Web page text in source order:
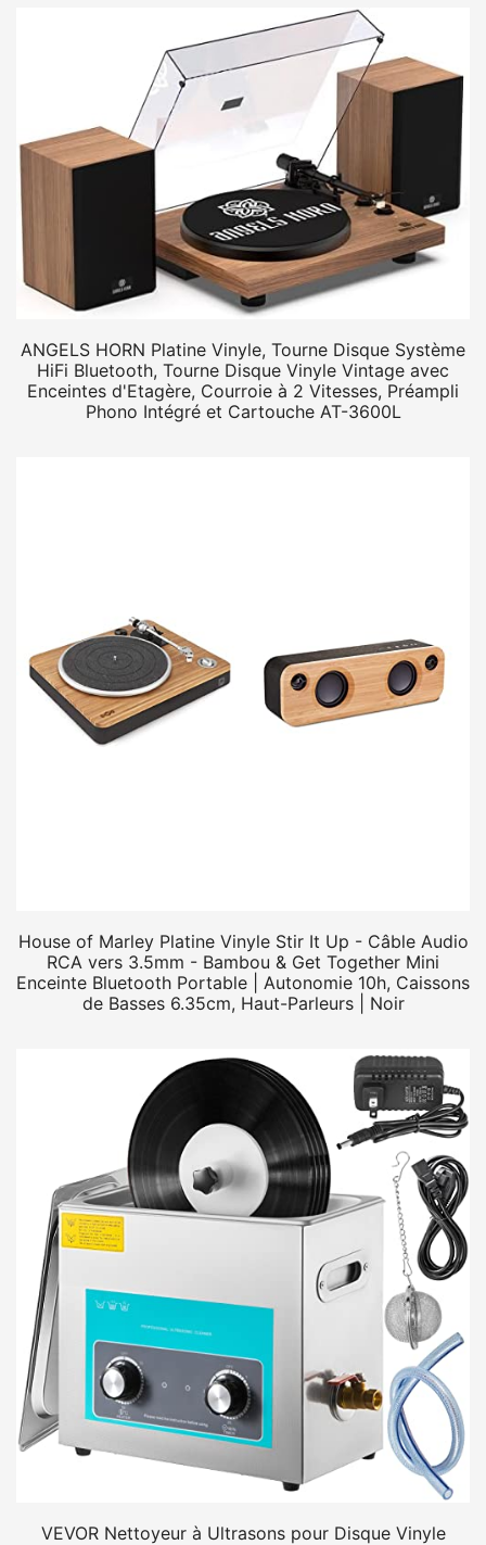
ANGELS HORN Platine Vinyle, Tourne Disque Système
HiFi Bluetooth, Tourne Disque Vinyle Vintage avec
Enceintes d'Etagère, Courroie à 2 Vitesses, Préampli
Phono Intégré et Cartouche AT-3600L
House of Marley Platine Vinyle Stir It Up - Câble Audio
RCA vers 3.5mm - Bambou & Get Together Mini
Enceinte Bluetooth Portable | Autonomie 10h, Caissons
de Basses 6.35cm, Haut-Parleurs | Noir
VEVOR Nettoyeur à Ultrasons pour Disque Vinyle